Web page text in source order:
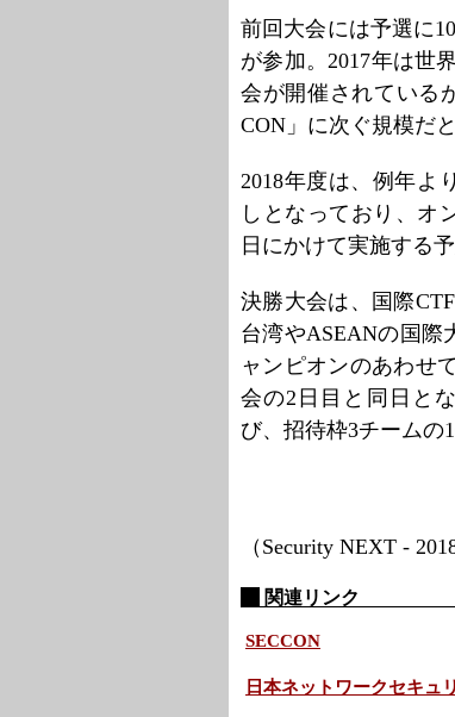
前回大会には予選に
が参加。2017年は世
会が開催されている
CON」に次ぐ規模だと
2018年度は、例年よ
しとなっており、オ
日にかけて実施する予
決勝大会は、国際
台湾やASEANの国際
ャンピオンのあわせ
会の2日目と同日と
び、招待枠3チームの
（Security NEXT -
関連リンク
SECCON
日本ネットワークセキュ